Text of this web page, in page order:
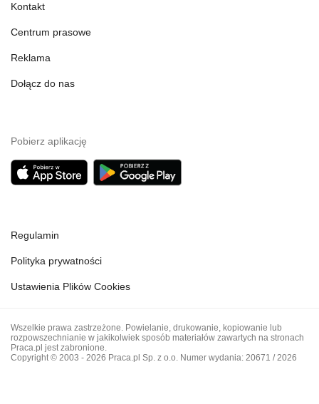
Kontakt
Centrum prasowe
Reklama
Dołącz do nas
Pobierz aplikację
Regulamin
Polityka prywatności
Ustawienia Plików Cookies
Wszelkie prawa zastrzeżone. Powielanie, drukowanie, kopiowanie lub
rozpowszechnianie w jakikolwiek sposób materiałów zawartych na stronach
Praca.pl jest zabronione.
Copyright © 2003 - 2026 Praca.pl Sp. z o.o. Numer wydania: 20671 / 2026